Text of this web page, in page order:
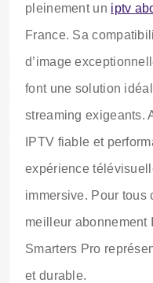
pleinement un iptv
France. Sa
d’image
font une solution
streaming exigeants.
IPTV fiable et
expérience
immersive. Pour tous
meilleur abonnement
Smarters Pro
et durable.